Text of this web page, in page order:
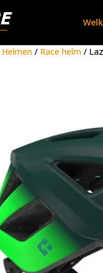
Helmen/ Race helm/